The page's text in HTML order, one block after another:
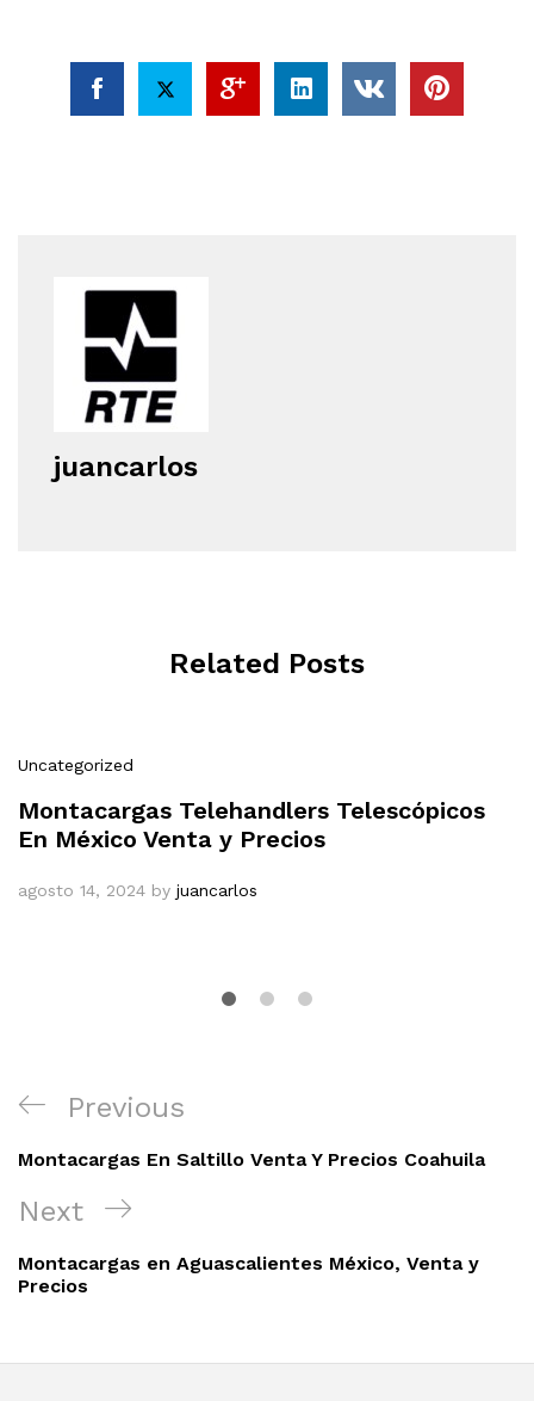
juancarlos
Related Posts
Uncategorized
Montacargas Telehandlers Telescópicos
En México Venta y Precios
agosto 14, 2024 by juancarlos
Previous
Montacargas En Saltillo Venta Y Precios Coahuila
Next
Montacargas en Aguascalientes México, Venta y
Precios